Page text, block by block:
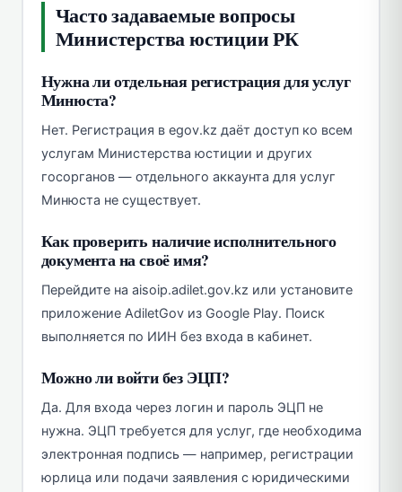
Часто задаваемые вопросы
Министерства юстиции РК
Нужна ли отдельная регистрация для услуг
Минюста?
Нет. Регистрация в egov.kz даёт доступ ко всем
услугам Министерства юстиции и других
госорганов — отдельного аккаунта для услуг
Минюста не существует.
Как проверить наличие исполнительного
документа на своё имя?
Перейдите на aisoip.adilet.gov.kz или установите
приложение AdiletGov из Google Play. Поиск
выполняется по ИИН без входа в кабинет.
Можно ли войти без ЭЦП?
Да. Для входа через логин и пароль ЭЦП не
нужна. ЭЦП требуется для услуг, где необходима
электронная подпись — например, регистрации
юрлица или подачи заявления с юридическими